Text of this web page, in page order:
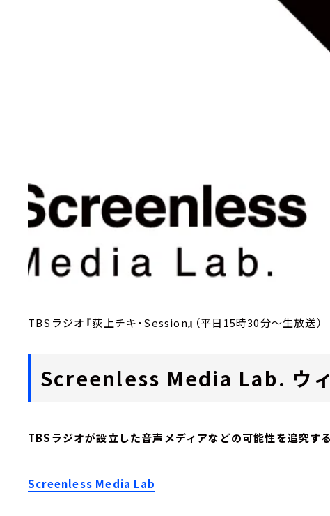
TBSラジオ『荻上チキ・Session』（平日15時30分～生放送）
Screenless Media Lab. ウィ
TBSラジオが設立した音声メディアなどの可能性を追究す
Screenless Media Lab